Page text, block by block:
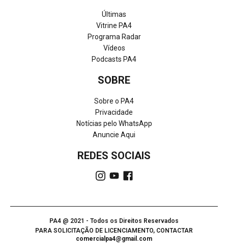
Últimas
Vitrine PA4
Programa Radar
Vídeos
Podcasts PA4
SOBRE
Sobre o PA4
Privacidade
Notícias pelo WhatsApp
Anuncie Aqui
REDES SOCIAIS
PA4 @ 2021 - Todos os Direitos Reservados
PARA SOLICITAÇÃO DE LICENCIAMENTO, CONTACTAR
comercialpa4@gmail.com